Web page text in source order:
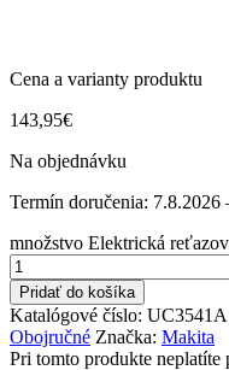
Cena a varianty produktu
143,95€
Na objednávku
Termín doručenia: 7.8.2026
množstvo Elektrická
Pridať do košíka
Katalógové číslo: UC3541A
Obojručné Značka: Makita
Pri tomto produkte neplatíte